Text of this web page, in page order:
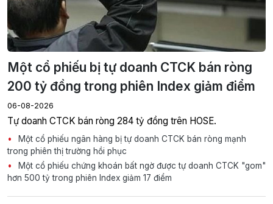
Một cổ phiếu bị tự doanh CTCK bán ròng
200 tỷ đồng trong phiên Index giảm điểm
06-08-2026
Tự doanh CTCK bán ròng 284 tỷ đồng trên HOSE.
Một cổ phiếu ngân hàng bị tự doanh CTCK bán ròng mạnh
trong phiên thị trường hồi phục
Một cổ phiếu chứng khoán bất ngờ được tự doanh CTCK "gom"
hơn 500 tỷ trong phiên Index giảm 17 điểm